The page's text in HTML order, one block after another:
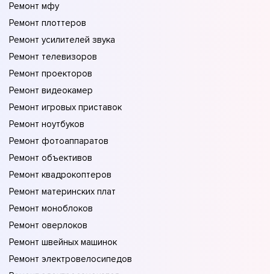
Ремонт мфу
Ремонт плоттеров
Ремонт усилителей звука
Ремонт телевизоров
Ремонт проекторов
Ремонт видеокамер
Ремонт игровых приставок
Ремонт ноутбуков
Ремонт фотоаппаратов
Ремонт объективов
Ремонт квадрокоптеров
Ремонт материнских плат
Ремонт моноблоков
Ремонт оверлоков
Ремонт швейных машинок
Ремонт электровелосипедов